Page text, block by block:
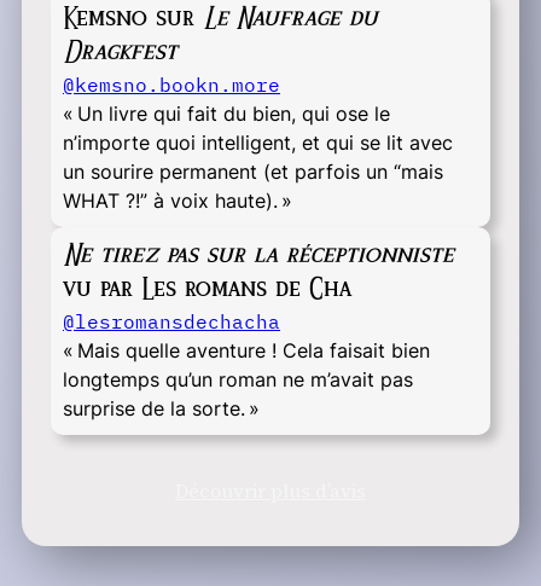
Kemsno sur Le Naufrage du
Dragkfest
@kemsno.bookn.more
« Un livre qui fait du bien, qui ose le
n’importe quoi intelligent, et qui se lit avec
un sourire permanent (et parfois un “mais
WHAT ?!” à voix haute). »
Ne tirez pas sur la réceptionniste
vu par Les romans de Cha
@lesromansdechacha
« Mais quelle aventure ! Cela faisait bien
longtemps qu’un roman ne m’avait pas
surprise de la sorte. »